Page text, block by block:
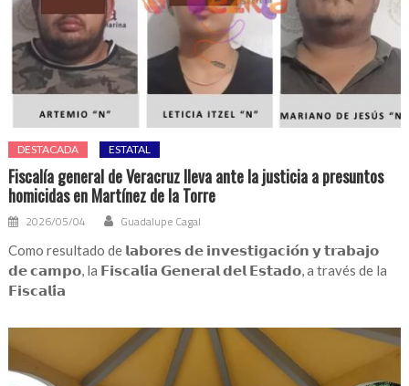
DESTACADA ESTATAL
Fiscalía general de Veracruz lleva ante la justicia a presuntos
homicidas en Martínez de la Torre
2026/05/04 Guadalupe Cagal
Como resultado de 𝗹𝗮𝗯𝗼𝗿𝗲𝘀 𝗱𝗲 𝗶𝗻𝘃𝗲𝘀𝘁𝗶𝗴𝗮𝗰𝗶𝗼́𝗻 𝘆 𝘁𝗿𝗮𝗯𝗮𝗷𝗼
𝗱𝗲 𝗰𝗮𝗺𝗽𝗼, la 𝗙𝗶𝘀𝗰𝗮𝗹𝗶́𝗮 𝗚𝗲𝗻𝗲𝗿𝗮𝗹 𝗱𝗲𝗹 𝗘𝘀𝘁𝗮𝗱𝗼, a través de la
𝗙𝗶𝘀𝗰𝗮𝗹𝗶́𝗮